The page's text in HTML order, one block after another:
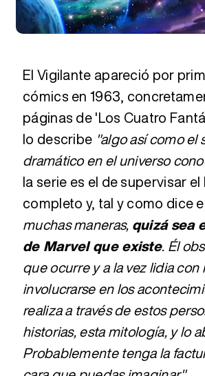
El Vigilante apareció por
cómics en 1963,
páginas de 'Los Cuatro
lo describe "algo así como el
dramático en el universo
la serie es el de supervisar
completo y, tal y como dice
muchas maneras, quizá sea
de Marvel que existe. Él
que ocurre y a la vez lidia
involucrarse en los
realiza a través de estos
historias, esta mitología, y lo
Probablemente tenga la